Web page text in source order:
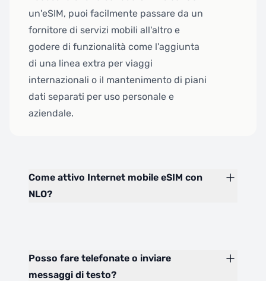
un'eSIM, puoi facilmente passare da un
fornitore di servizi mobili all'altro e
godere di funzionalità come l'aggiunta
di una linea extra per viaggi
internazionali o il mantenimento di piani
dati separati per uso personale e
aziendale.
Come attivo Internet mobile eSIM con
NLO?
Posso fare telefonate o inviare
messaggi di testo?